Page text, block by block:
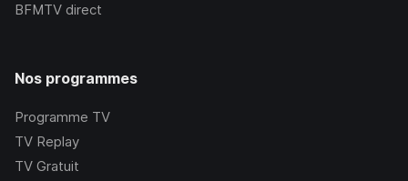
BFMTV direct
Nos programmes
Programme TV
TV Replay
TV Gratuit